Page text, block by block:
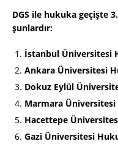
DGS ile hukuka geçişte
şunlardır:
İstanbul Üniversitesi
Ankara Üniversitesi
Dokuz Eylül
Marmara
Hacettepe
Gazi Üniversitesi